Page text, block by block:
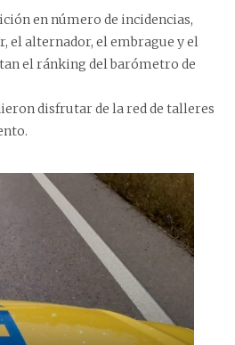
en número de incidencias,
el alternador, el embrague y el
el ránking del barómetro de
disfrutar de la red de talleres